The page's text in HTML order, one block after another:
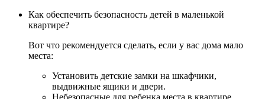
Как обеспечить безопасность детей в маленькой
квартире?
Вот что рекомендуется сделать, если у вас дома мало
места:
Установить детские замки на шкафчики,
выдвижные ящики и двери.
Небезопасные для ребенка места в квартире